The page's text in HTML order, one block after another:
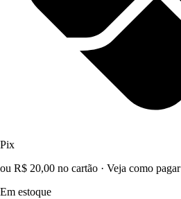
Pix
ou R$ 20,00 no cartão · Veja como pagar
Em estoque